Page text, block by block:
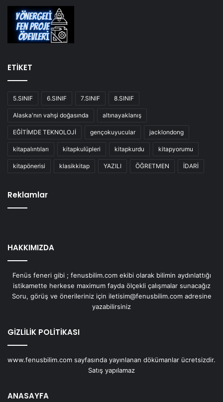
ETİKET
5.SINIF 6.SINIF 7.SINIF 8.SINIF
Alaska'nın vahşi doğasında altınayaklanış
EĞİTİMDE TEKNOLOJİ gençokuyucular jacklondong
kitapalıntıları kitapkulüpleri kitapkurdu kitapyorumu
kitapönerisi klasikkitap YAZILI ÖĞRETMEN İDARİ
Reklamlar
HAKKIMIZDA
Fenüs feneri gibi ; fenusbilim.com ekibi olarak bilimin aydınlattığı
istikamette herkese maximum fayda ölçekli çalışmalar sunacağız
Soru, görüş ve önerileriniz için iletisim@fenusbilim.com adresine
yazabilirsiniz
GİZLİLİK POLİTİKASI
www.fenusbilim.com sayfasında yayınlanan dökümanlar ücretsizdir.
Satış yapılamaz
ANASAYFA